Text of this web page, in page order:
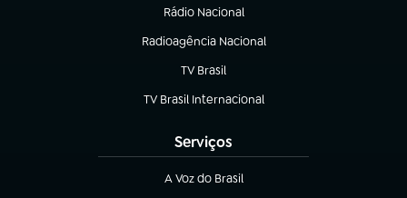
Rádio Nacional
Radioagência Nacional
(abre em nova aba)
TV Brasil
(abre em nova aba)
TV Brasil Internacional
(abre em nova aba)
Serviços
A Voz do Brasil
(abre em nova aba)